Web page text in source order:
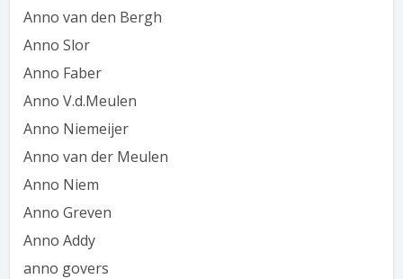
Anno van den Bergh
Anno Slor
Anno Faber
Anno V.d.Meulen
Anno Niemeijer
Anno van der Meulen
Anno Niem
Anno Greven
Anno Addy
anno govers